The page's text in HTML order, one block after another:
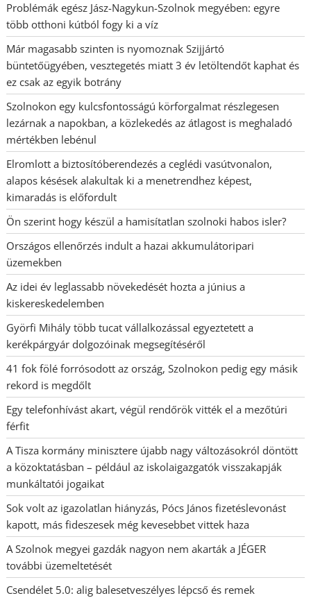
Problémák egész Jász-Nagykun-Szolnok megyében: egyre
több otthoni kútból fogy ki a víz
Már magasabb szinten is nyomoznak Szijjártó
büntetőügyében, vesztegetés miatt 3 év letöltendőt kaphat és
ez csak az egyik botrány
Szolnokon egy kulcsfontosságú körforgalmat részlegesen
lezárnak a napokban, a közlekedés az átlagost is meghaladó
mértékben lebénul
Elromlott a biztosítóberendezés a ceglédi vasútvonalon,
alapos késések alakultak ki a menetrendhez képest,
kimaradás is előfordult
Ön szerint hogy készül a hamisítatlan szolnoki habos isler?
Országos ellenőrzés indult a hazai akkumulátoripari
üzemekben
Az idei év leglassabb növekedését hozta a június a
kiskereskedelemben
Györfi Mihály több tucat vállalkozással egyeztetett a
kerékpárgyár dolgozóinak megsegítéséről
41 fok fölé forrósodott az ország, Szolnokon pedig egy másik
rekord is megdőlt
Egy telefonhívást akart, végül rendőrök vitték el a mezőtúri
férfit
A Tisza kormány minisztere újabb nagy változásokról döntött
a közoktatásban – például az iskolaigazgatók visszakapják
munkáltatói jogaikat
Sok volt az igazolatlan hiányzás, Pócs János fizetéslevonást
kapott, más fideszesek még kevesebbet vittek haza
A Szolnok megyei gazdák nagyon nem akarták a JÉGER
további üzemeltetését
Csendélet 5.0: alig balesetveszélyes lépcső és remek